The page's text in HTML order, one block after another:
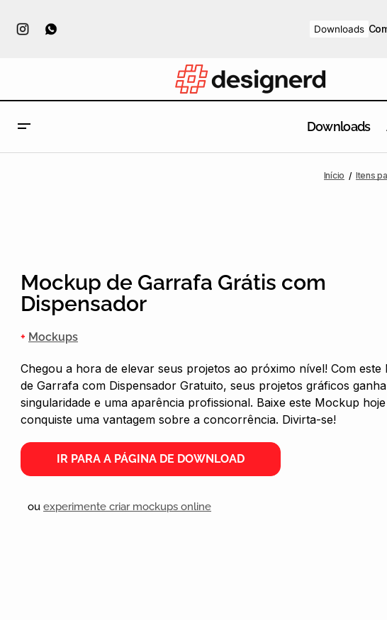
Downloads
Downloads
Início Itens
Mockup de Garrafa Grátis com
Dispensador
+ Mockups
Chegou a hora de elevar seus projetos ao próximo nível! Com este
de Garrafa com Dispensador Gratuito, seus projetos gráficos
singularidade e uma aparência profissional. Baixe este Mockup
conquiste uma vantagem sobre a concorrência. Divirta-se!
IR PARA A PÁGINA DE DOWNLOAD
ou experimente criar mockups online